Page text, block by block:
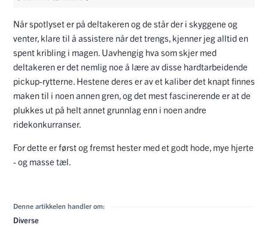
Når spotlyset er på deltakeren og de står der i skyggene og
venter, klare til å assistere når det trengs, kjenner jeg alltid en
spent kribling i magen. Uavhengig hva som skjer med
deltakeren er det nemlig noe å lære av disse hardtarbeidende
pickup-rytterne. Hestene deres er av et kaliber det knapt finnes
maken til i noen annen gren, og det mest fascinerende er at de
plukkes ut på helt annet grunnlag enn i noen andre
ridekonkurranser.
For dette er først og fremst hester med et godt hode, mye hjerte
- og masse tæl.
Denne artikkelen handler om:
Diverse